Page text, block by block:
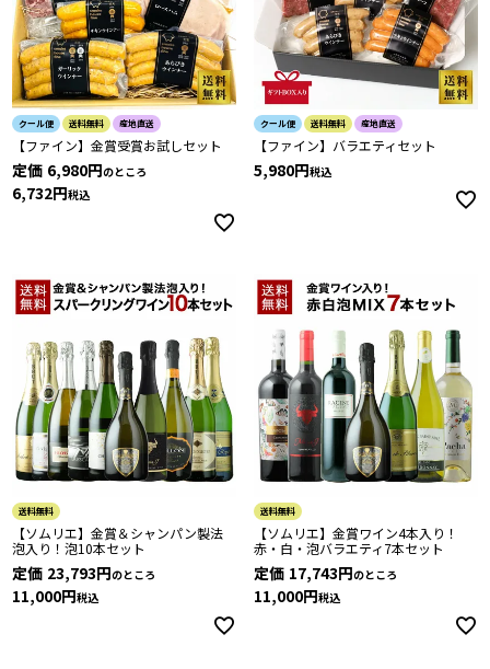
クール便 送料無料 産地直送
【ファイン】金賞受賞お試しセット
定価 6,980 のところ
6,732 税込
クール便 送料無料 産地直送
【ファイン】バラエティセット
5,980 税込
送料無料
【ソムリエ】金賞＆シャンパン製法
泡入り！泡10本セット
定価 23,793 のところ
11,000 税込
送料無料
【ソムリエ】金賞ワイン4本入り！
赤・白・泡バラエティ7本セット
定価 17,743 のところ
11,000 税込